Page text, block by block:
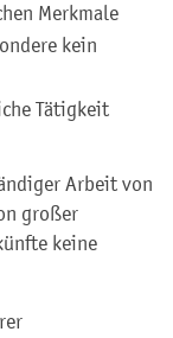
Merkmale
kein
Tätigkeit
Arbeit von
großer
keine